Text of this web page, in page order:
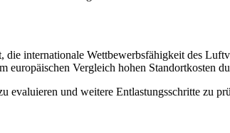
internationale Wettbewerbsfähigkeit des
Vergleich hohen Standortkosten
evaluieren und weitere Entlastungsschritte zu